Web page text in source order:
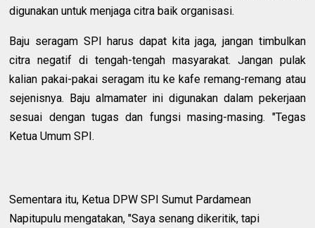
digunakan untuk menjaga citra baik organisasi.
Baju seragam SPI harus dapat kita jaga, jangan timbulkan
citra negatif di tengah-tengah masyarakat. Jangan pulak
kalian pakai-pakai seragam itu ke kafe remang-remang atau
sejenisnya. Baju almamater ini digunakan dalam pekerjaan
sesuai dengan tugas dan fungsi masing-masing. "Tegas
Ketua Umum SPI.
Sementara itu, Ketua DPW SPI Sumut Pardamean
Napitupulu mengatakan, "Saya senang dikeritik, tapi